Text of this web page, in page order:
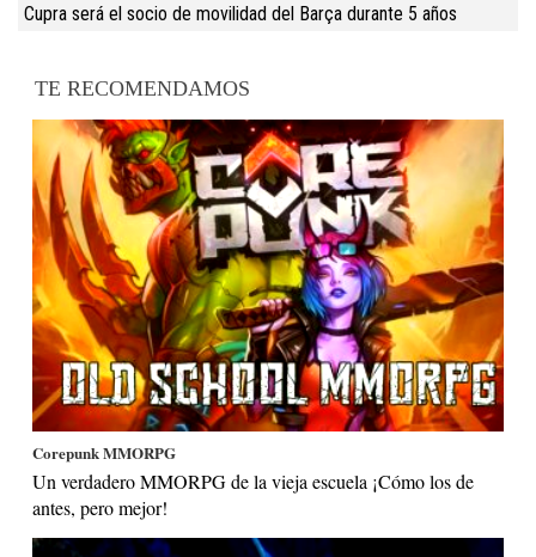
Cupra será el socio de movilidad del Barça durante 5 años
TE RECOMENDAMOS
Corepunk MMORPG
Un verdadero MMORPG de la vieja escuela ¡Cómo los de
antes, pero mejor!